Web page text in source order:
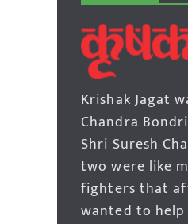
Krishak Jagat
Chandra
Shri Suresh
two were like
fighters that
wanted to